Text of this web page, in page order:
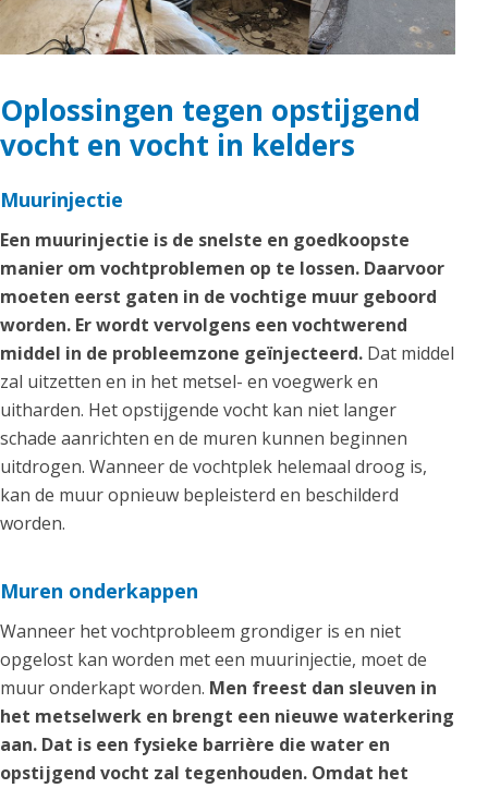
Oplossingen tegen opstijgend
vocht en vocht in kelders
Muurinjectie
Een muurinjectie is de snelste en goedkoopste
manier om vochtproblemen op te lossen. Daarvoor
moeten eerst gaten in de vochtige muur geboord
worden. Er wordt vervolgens een vochtwerend
middel in de probleemzone geïnjecteerd. Dat middel
zal uitzetten en in het metsel- en voegwerk en
uitharden. Het opstijgende vocht kan niet langer
schade aanrichten en de muren kunnen beginnen
uitdrogen. Wanneer de vochtplek helemaal droog is,
kan de muur opnieuw bepleisterd en beschilderd
worden.
Muren onderkappen
Wanneer het vochtprobleem grondiger is en niet
opgelost kan worden met een muurinjectie, moet de
muur onderkapt worden. Men freest dan sleuven in
het metselwerk en brengt een nieuwe waterkering
aan. Dat is een fysieke barrière die water en
opstijgend vocht zal tegenhouden. Omdat het